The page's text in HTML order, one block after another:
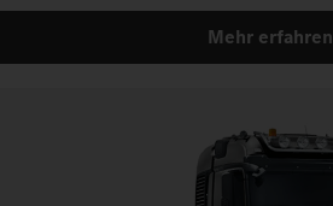
Mehr erfahren